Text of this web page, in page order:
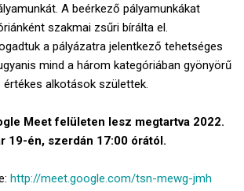
A beérkező pályamunkákat
szakmai zsűri bírálta el.
a pályázatra jelentkező tehetséges
mind a három kategóriában gyönyörű
értékes alkotások születtek.
Meet felületen lesz megtartva 2022.
19-én, szerdán 17:00 órától.
http://meet.google.com/tsn-mewg-jmh